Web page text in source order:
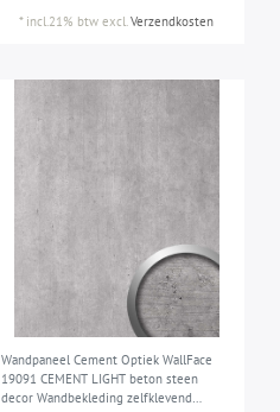
* incl.21% btwexcl.Verzendkosten
Wandpaneel Cement Optiek WallFace
19091 CEMENT LIGHT beton steen
decor Wandbekleding zelfklevend